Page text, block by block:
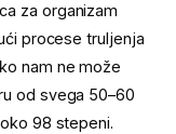
za organizam
procese truljenja
nam ne može
od svega 50–60
98 stepeni.